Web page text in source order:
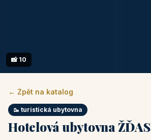
📸 10
← Zpět na katalog
🥾 turistická ubytovna
Hotelová ubytovna ŽĎAS